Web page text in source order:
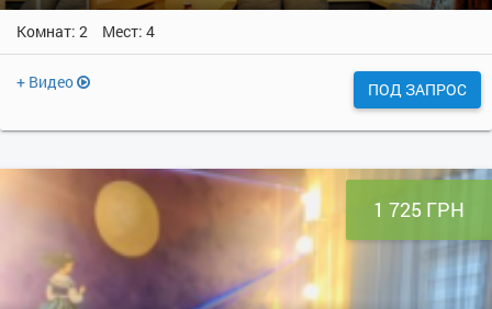
Комнат: 2 Мест: 4
+ Видео ПОД ЗАПРОС
1 725 ГРН